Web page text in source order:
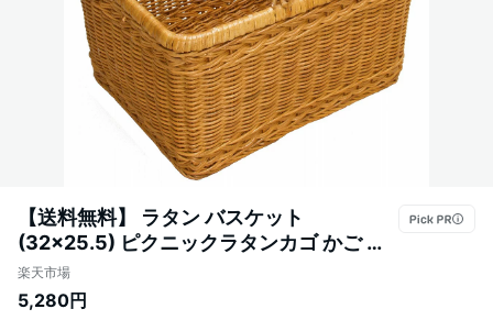
【送料無料】 ラタン バスケット
(32×25.5) ピクニックラタンカゴ かご 持
ち手 籠バスケット籐のかご ピクニックバ
スケット カゴバスケット 手提げ 収納カゴ
楽天市場
5,280円